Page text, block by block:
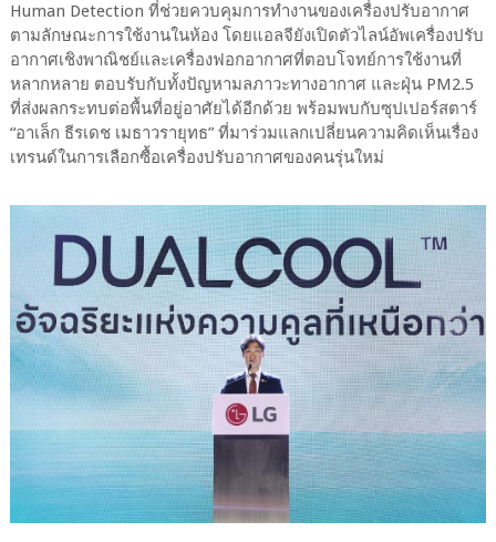
Human Detection ที่ช่วยควบคุมการทำงานของเครื่องปรับอากาศ
ตามลักษณะการใช้งานในห้อง โดยแอลจียังเปิดตัวไลน์อัพเครื่องปรับ
อากาศเชิงพาณิชย์และเครื่องฟอกอากาศที่ตอบโจทย์การใช้งานที่
หลากหลาย ตอบรับกับทั้งปัญหามลภาวะทางอากาศ และฝุ่น PM2.5
ที่ส่งผลกระทบต่อพื้นที่อยู่อาศัยได้อีกด้วย พร้อมพบกับซุปเปอร์สตาร์
“อาเล็ก ธีรเดช เมธาวรายุทธ” ที่มาร่วมแลกเปลี่ยนความคิดเห็นเรื่อง
เทรนด์ในการเลือกซื้อเครื่องปรับอากาศของคนรุ่นใหม่